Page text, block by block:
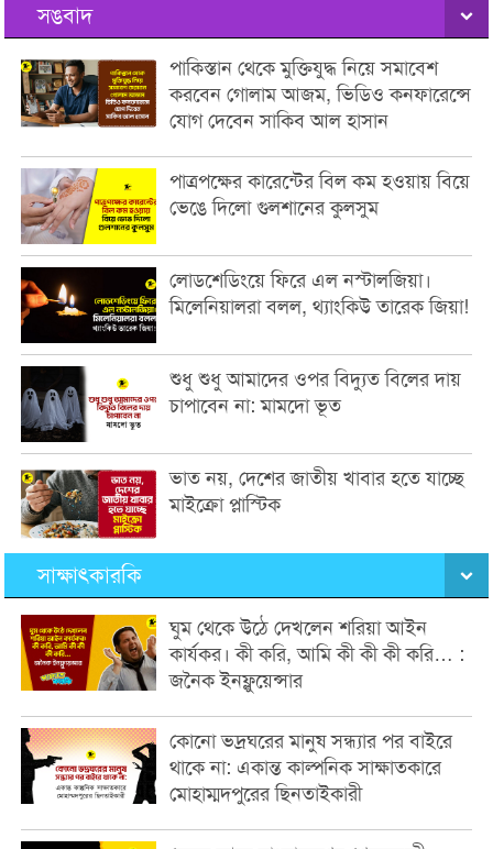
সঙবাদ
পাকিস্তান থেকে মুক্তিযুদ্ধ নিয়ে সমাবেশ
করবেন গোলাম আজম, ভিডিও কনফারেন্সে
যোগ দেবেন সাকিব আল হাসান
পাত্রপক্ষের কারেন্টের বিল কম হওয়ায় বিয়ে
ভেঙে দিলো গুলশানের কুলসুম
লোডশেডিংয়ে ফিরে এল নস্টালজিয়া।
মিলেনিয়ালরা বলল, থ্যাংকিউ তারেক জিয়া!
শুধু শুধু আমাদের ওপর বিদ্যুত বিলের দায়
চাপাবেন না: মামদো ভূত
ভাত নয়, দেশের জাতীয় খাবার হতে যাচ্ছে
মাইক্রো প্লাস্টিক
সাক্ষাৎকারকি
ঘুম থেকে উঠে দেখলেন শরিয়া আইন
কার্যকর। কী করি, আমি কী কী কী করি… :
জনৈক ইনফ্লুয়েন্সার
কোনো ভদ্রঘরের মানুষ সন্ধ্যার পর বাইরে
থাকে না: একান্ত কাল্পনিক সাক্ষাতকারে
মোহাম্মদপুরের ছিনতাইকারী